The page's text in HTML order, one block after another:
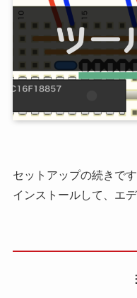
セットアップの続きで
インストールして、エ